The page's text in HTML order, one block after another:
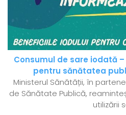
Consumul de sare iodată
pentru sănătatea
Ministerul Sănătății, în
de Sănătate Publică,
utilizării